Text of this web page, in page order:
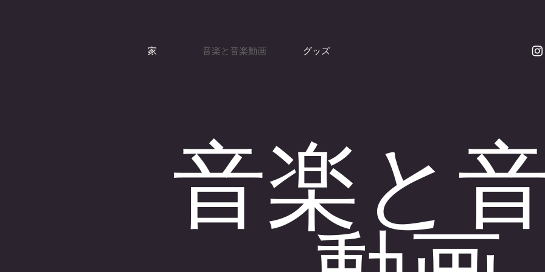
家 音楽と音楽動画 グッズ
音楽と